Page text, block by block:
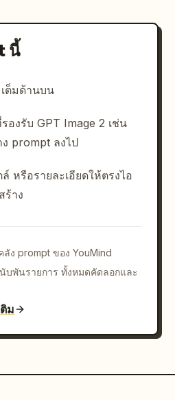
นี้
ต็มด้านบน
องรับ GPT Image 2 เช่น
prompt ลงไป
หรือรายละเอียดให้ตรงไอ
ร้าง
ง prompt ของ YouMind
บพันรายการ ทั้งหมดคัดลอกและ
ม